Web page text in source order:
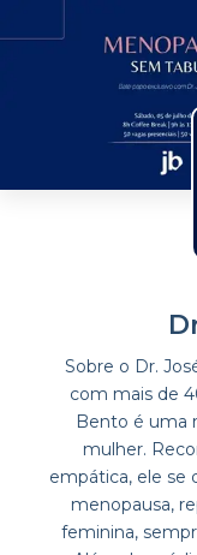
Sobre o Dr.
com mais de
Bento é uma
mulher.
empática, ele se
menopausa,
feminina,